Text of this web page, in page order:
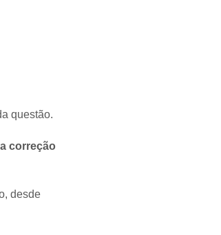
questão.
correção
desde